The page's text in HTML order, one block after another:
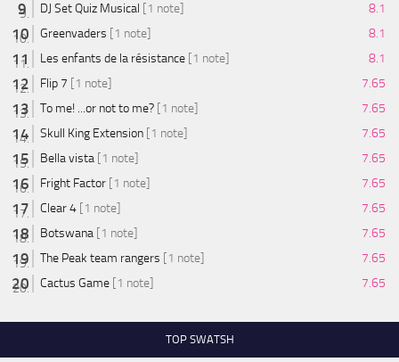
DJ Set Quiz Musical [1 note]
8.1
Greenvaders [1 note]
8.1
Les enfants de la résistance [1 note]
8.1
Flip 7 [1 note]
7.65
To me! ...or not to me? [1 note]
7.65
Skull King Extension [1 note]
7.65
Bella vista [1 note]
7.65
Fright Factor [1 note]
7.65
Clear 4 [1 note]
7.65
Botswana [1 note]
7.65
The Peak team rangers [1 note]
7.65
Cactus Game [1 note] 7.65
TOP SWATSH